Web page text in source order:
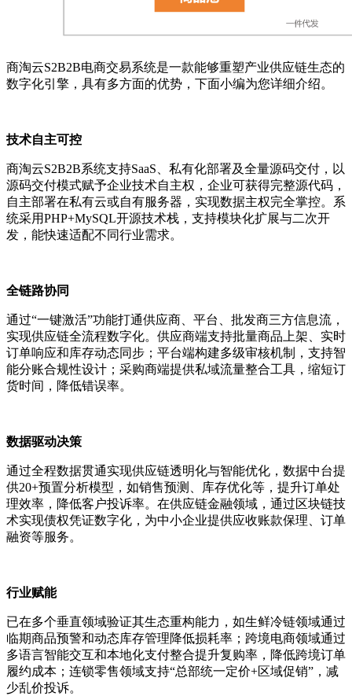
商淘云S2B2B电商交易系统是一款能够重塑产业供应链生态的
数字化引擎，具有多方面的优势，下面小编为您详细介绍。
技术自主可控
商淘云S2B2B系统支持SaaS 、私有化部署及全量源码交付，以
源码交付模式赋予企业技术自主权，企业可获得完整源代码，
自主部署在私有云或自有服务器，实现数据主权完全掌控。系
统采用PHP+MySQL开源技术栈，支持模块化扩展与二次开
发，能快速适配不同行业需求。
全链路协同
通过“一键激活”功能打通供应商、平台、批发商三方信息流，
实现供应链全流程数字化。供应商端支持批量商品上架、实时
订单响应和库存动态同步；平台端构建多级审核机制，支持智
能分账合规性设计；采购商端提供私域流量整合工具，缩短订
货时间，降低错误率。
数据驱动决策
通过全程数据贯通实现供应链透明化与智能优化，数据中台提
供20+预置分析模型，如销售预测、库存优化等，提升订单处
理效率，降低客户投诉率。在供应链金融领域，通过区块链技
术实现债权凭证数字化，为中小企业提供应收账款保理、订单
融资等服务。
行业赋能
已在多个垂直领域验证其生态重构能力，如生鲜冷链领域通过
临期商品预警和动态库存管理降低损耗率；跨境电商领域通过
多语言智能交互和本地化支付整合提升复购率，降低跨境订单
履约成本；连锁零售领域支持“总部统一定价+区域促销”，减
少乱价投诉。